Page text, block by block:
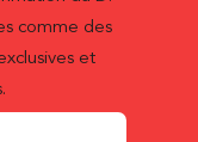
comme des
et